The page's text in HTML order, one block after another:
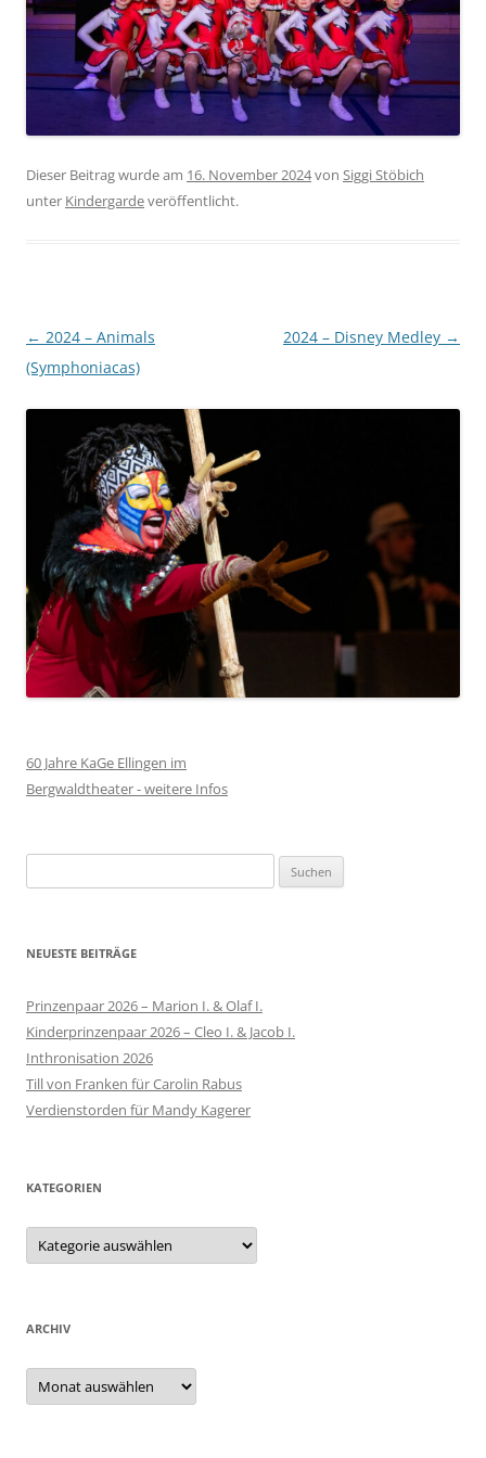
Dieser Beitrag wurde am 16. November 2024von Siggi Stöbich
unter Kindergardeveröffentlicht.
Beitragsnavigation
← 2024 – Animals
(Symphoniacas)
2024 – Disney Medley →
60 Jahre KaGe Ellingen im
Bergwaldtheater - weitere Infos
nach:
NEUESTE BEITRÄGE
Prinzenpaar 2026 – Marion I. & Olaf I.
Kinderprinzenpaar 2026 – Cleo I. & Jacob I.
Inthronisation 2026
Till von Franken für Carolin Rabus
Verdienstorden für Mandy Kagerer
KATEGORIEN
Kategorien
ARCHIV
Archiv